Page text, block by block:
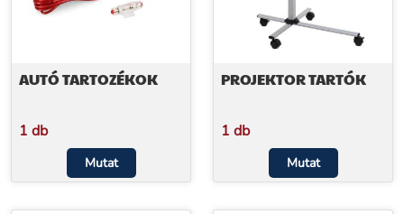
AUTÓ TARTOZÉKOK
1 db
Mutat
PROJEKTOR TARTÓK
1 db
Mutat